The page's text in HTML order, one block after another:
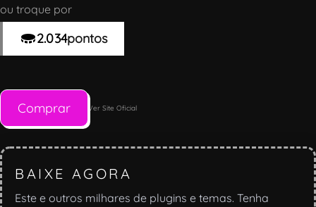
ou troque por
2.034pontos
Comprar Ver Site Oficial
BAIXE AGORA
Este e outros milhares de plugins e temas. Tenha